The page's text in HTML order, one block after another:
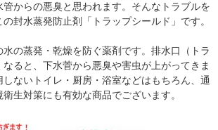
からの悪臭と思われます。そんなトラブルを
封水蒸発防止剤「トラップシールド」です。
水の蒸発・乾燥を防ぐ薬剤です。排水口（トラ
なると、下水菅から悪臭や害虫が上がってきま
ないトイレ・厨房・浴室などはもちろん、通
生対策にも有効な商品でございます。